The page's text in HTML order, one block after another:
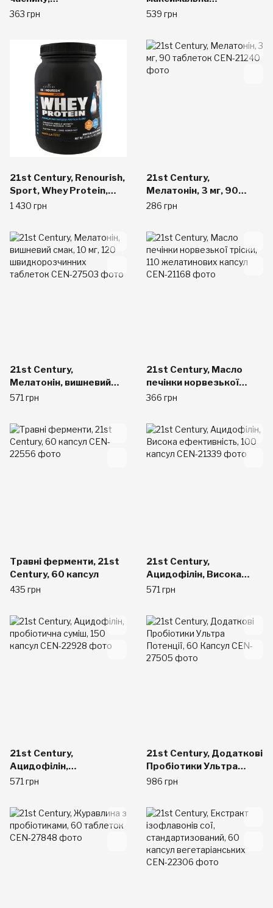
стандартизований 60
363 грн
ефективність, 25 мг, 60
539 грн
21st Century, Renourish,
Sport, Whey Protein,
Vanilla,32 oz (908 g)
1 430 грн
21st Century,
Мелатонін, 3 мг, 90
таблеток
286 грн
21st Century,
Мелатонін, вишневий
смак, 10 мг, 120
таблеток
571 грн
21st Century, Масло
печінки норвезької
тріски, 110
366 грн
Травні ферменти, 21st
Century, 60 капсул
435 грн
21st Century,
Ацидофілін, Висока
ефективність, 100
571 грн
21st Century,
Ацидофілін,
пробіотична суміш, 150
571 грн
21st Century, Додаткові
Пробіотики Ультра
Потенції, 60 Капсул
986 грн